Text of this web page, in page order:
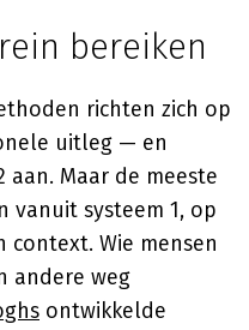
bereiken
richten zich op
uitleg — en
aan. Maar de meeste
vanuit systeem 1, op
context. Wie mensen
andere weg
ontwikkelde